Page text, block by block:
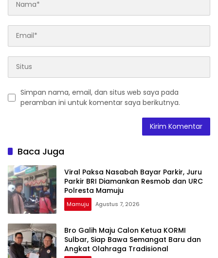
Simpan nama, email, dan situs web saya pada
peramban ini untuk komentar saya berikutnya.
Baca Juga
Viral Paksa Nasabah Bayar Parkir, Juru
Parkir BRI Diamankan Resmob dan URC
Polresta Mamuju
Mamuju Agustus 7, 2026
Bro Galih Maju Calon Ketua KORMI
Sulbar, Siap Bawa Semangat Baru dan
Angkat Olahraga Tradisional